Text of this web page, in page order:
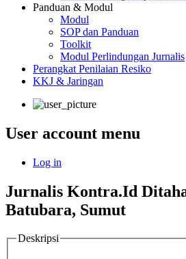
Panduan & Modul
Modul
SOP dan Panduan
Toolkit
Modul Perlindungan Jurnalis
Perangkat Penilaian Resiko
KKJ & Jaringan
User account menu
Log in
Jurnalis Kontra.Id
Batubara, Sumut
Deskripsi